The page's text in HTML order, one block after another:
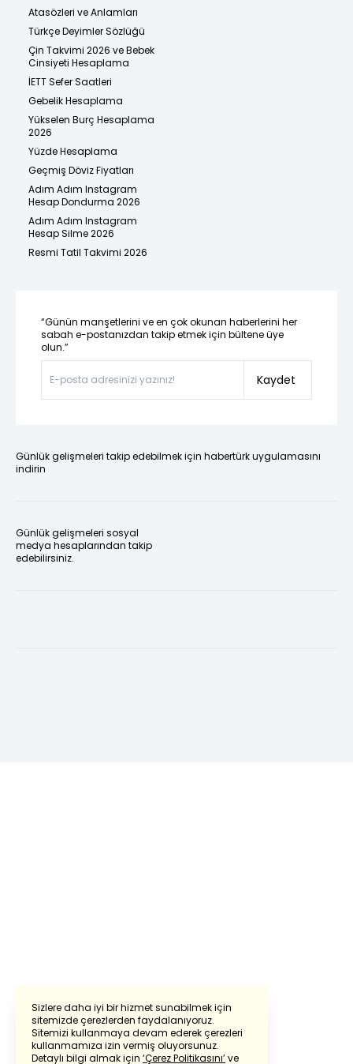
Sizlere daha iyi bir hizmet sunabilmek için
sitemizde çerezlerden faydalanıyoruz.
Sitemizi kullanmaya devam ederek çerezleri
kullanmamıza izin vermiş oluyorsunuz.
Detaylı bilgi almak için ‘Çerez Politikasını’ve
Atasözleri ve Anlamları
Türkçe Deyimler Sözlüğü
Çin Takvimi 2026 ve Bebek
Cinsiyeti Hesaplama
İETT Sefer Saatleri
Gebelik Hesaplama
Yükselen Burç Hesaplama
2026
Yüzde Hesaplama
Geçmiş Döviz Fiyatları
Adım Adım Instagram
Hesap Dondurma 2026
Adım Adım Instagram
Hesap Silme 2026
Resmi Tatil Takvimi 2026
“Günün manşetlerini ve en çok okunan haberlerini her
sabah e-postanızdan takip etmek için bültene üye
olun.”
Kaydet
Günlük gelişmeleri takip edebilmek için habertürk uygulamasını
indirin
Günlük gelişmeleri sosyal
medya hesaplarından takip
edebilirsiniz.
Powered by Translate